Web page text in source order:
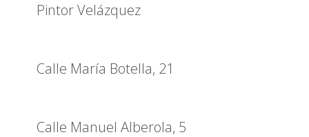
Pintor Velázquez
Calle María Botella, 21
Calle Manuel Alberola, 5